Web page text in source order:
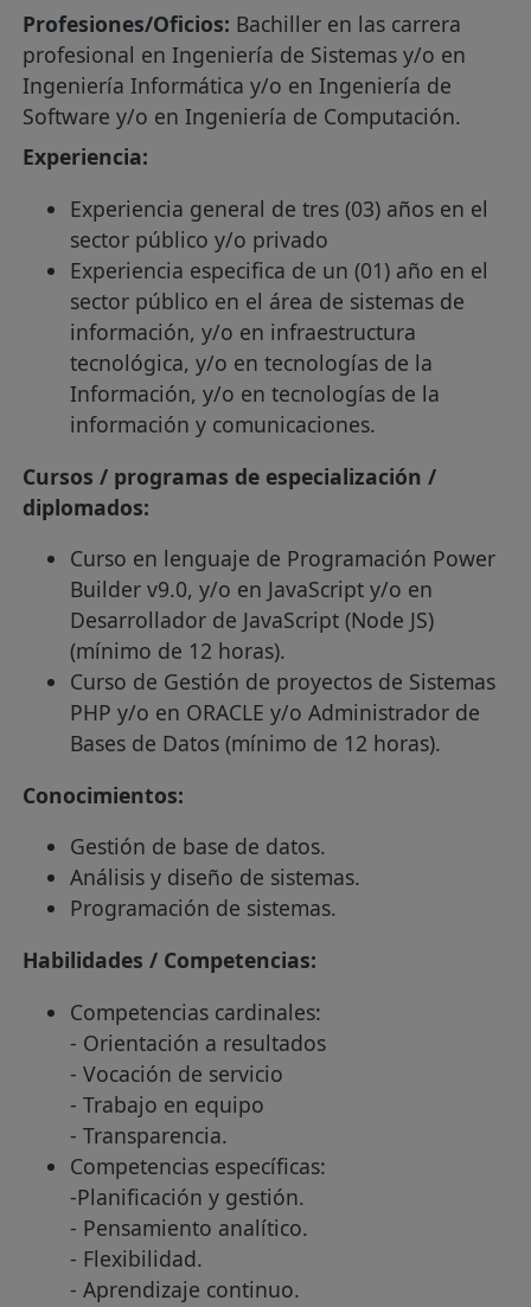
Profesiones/Oficios: Bachiller en las carrera
profesional en Ingeniería de Sistemas y/o en
Ingeniería Informática y/o en Ingeniería de
Software y/o en Ingeniería de Computación.
Experiencia:
Experiencia general de tres (03) años en el
sector público y/o privado
Experiencia especifica de un (01) año en el
sector público en el área de sistemas de
información, y/o en infraestructura
tecnológica, y/o en tecnologías de la
Información, y/o en tecnologías de la
información y comunicaciones.
Cursos / programas de especialización /
diplomados:
Curso en lenguaje de Programación Power
Builder v9.0, y/o en JavaScript y/o en
Desarrollador de JavaScript (Node JS)
(mínimo de 12 horas).
Curso de Gestión de proyectos de Sistemas
PHP y/o en ORACLE y/o Administrador de
Bases de Datos (mínimo de 12 horas).
Conocimientos:
Gestión de base de datos.
Análisis y diseño de sistemas.
Programación de sistemas.
Habilidades / Competencias:
Competencias cardinales:
- Orientación a resultados
- Vocación de servicio
- Trabajo en equipo
- Transparencia.
Competencias específicas:
-Planificación y gestión.
- Pensamiento analítico.
- Flexibilidad.
- Aprendizaje continuo.